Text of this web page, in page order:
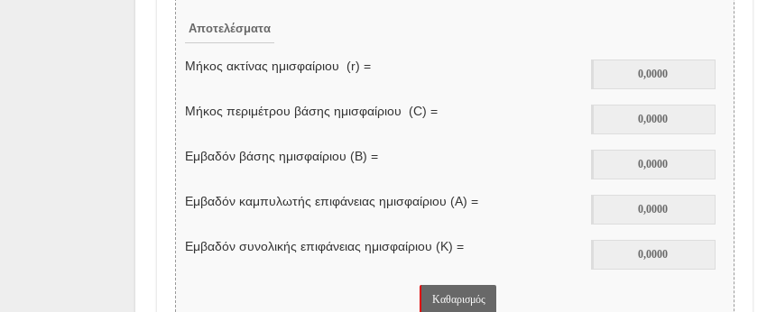
Αποτελέσματα
Μήκος ακτίνας ημισφαίριου (r) =
Μήκος περιμέτρου βάσης ημισφαίριου (C) =
Εμβαδόν βάσης ημισφαίριου (Β) =
Εμβαδόν καμπυλωτής επιφάνειας ημισφαίριου (Α) =
Εμβαδόν συνολικής επιφάνειας ημισφαίριου (K) =